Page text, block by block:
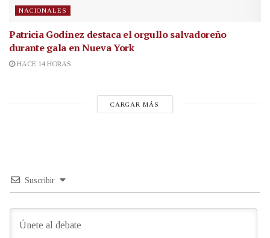
NACIONALES
Patricia Godínez destaca el orgullo salvadoreño
durante gala en Nueva York
HACE 14 HORAS
CARGAR MÁS
Suscribir